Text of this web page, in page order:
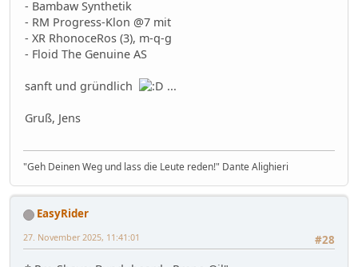
- Bambaw Synthetik
- RM Progress-Klon @7 mit
- XR RhonoceRos (3), m-q-g
- Floid The Genuine AS
sanft und gründlich ...
Gruß, Jens
"Geh Deinen Weg und lass die Leute reden!" Dante Alighieri
EasyRider
#28
27. November 2025, 11:41:01